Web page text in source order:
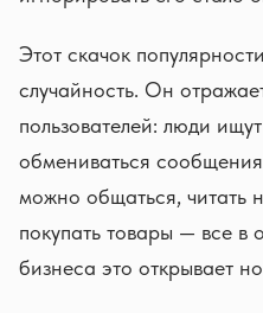
Этот скачок
случайность. Он
пользователей: люди
обмениваться
можно общаться, читать
покупать товары — все в
бизнеса это открывает